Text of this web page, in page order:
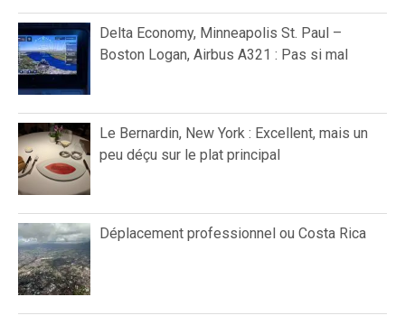
Delta Economy, Minneapolis St. Paul –
Boston Logan, Airbus A321 : Pas si mal
Le Bernardin, New York : Excellent, mais un
peu déçu sur le plat principal
Déplacement professionnel ou Costa Rica